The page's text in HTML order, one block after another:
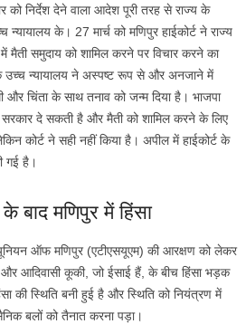
को निर्देश देने वाला आदेश पूरी तरह से राज्य के
के। 27 मार्च को मणिपुर हाईकोर्ट ने राज्य
मैती समुदाय को शामिल करने पर विचार करने का
उच्च न्यायालय ने अस्पष्ट रूप से और अनजाने में
और चिंता के साथ तनाव को जन्म दिया है। भाजपा
दे सकती है और मैती को शामिल करने के लिए
कोर्ट ने सही नहीं किया है। अपील में हाईकोर्ट के
गई है।
बाद मणिपुर में हिंसा
ऑफ मणिपुर (एटीएसयूएम) की आरक्षण को लेकर
और आदिवासी कूकी, जो ईसाई हैं, के बीच हिंसा भड़क
की स्थिति बनी हुई है और स्थिति को नियंत्रण में
बलों को तैनात करना पड़ा।